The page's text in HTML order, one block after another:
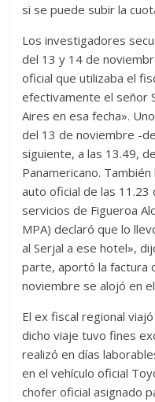
si se puede subir la
Los investigadores
del 13 y 14 de
oficial que utilizaba el
efectivamente el señor
Aires en esa fecha».
del 13 de noviembre -
siguiente, a las 13.49,
Panamericano.
auto oficial de las 11.23
servicios de Figueroa
MPA) declaró que lo
al Serjal a ese hotel»,
parte, aportó la factura
noviembre se alojó en
El ex fiscal regional
dicho viaje tuvo fines
realizó en días
en el vehículo oficial
chofer oficial asignado